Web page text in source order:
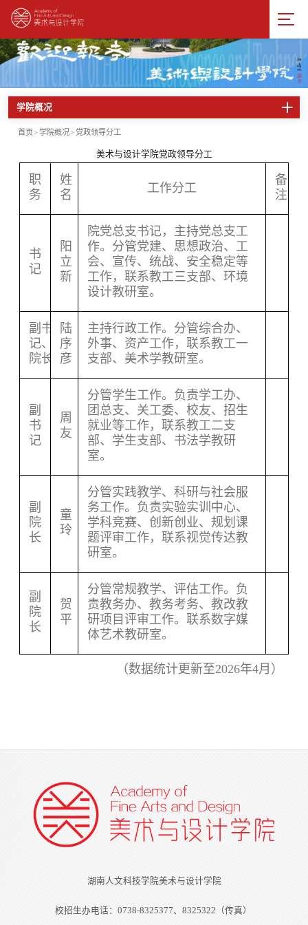
学院概况
首页>学院概况>党政领导分工
美术与设计学院党政领导分工
职
务
姓
名
工作分工
备
注
书
记
阳
立
新
院党总支书记，主持党总支工
作。分管党建、思想政治、工
会、宣传、统战、安全稳定等
工作，联系教工三支部、环境
设计教研室。
副书
记、
院长
陆
序
彦
主持行政工作。分管综合办、
外事、资产工作，联系教工一
支部、美术学教研室。
副
书
记
周
友
分管学生工作。负责学工办、
团总支、关工委、校友、招生
就业等工作，联系教工二支
部、学生支部、书法学教研
室。
副
院
长
童
玲
分管实践教学、科研与社会服
务工作。负责实验实训中心、
学科竞赛、创新创业、规划课
题评审工作，联系视觉传达教
研室。
副
院
长
贺
平
分管常规教学、评估工作。负
责教务办、教务考务、教改教
研项目评审工作。联系数字媒
体艺术教研室。
（数据统计更新至2026年4月）
湖南人文科技学院美术与设计学院
校招生办电话：0738-8325377、8325322（传真）